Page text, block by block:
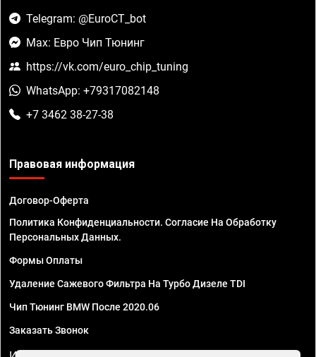
Telegram: @EuroCT_bot
Max: Евро Чип Тюнинг
https://vk.com/euro_chip_tuning
WhatsApp: +79317082148
+7 3462 38-27-38
Правовая информация
Договор-Оферта
Политика Конфиденциальности. Согласие На Обработку
Персональных Данных.
Формы Оплаты
Удаление Сажевого Фильтра На Турбо Дизеле TDI
Чип Тюнинг BMW После 2020.06
Заказать Звонок